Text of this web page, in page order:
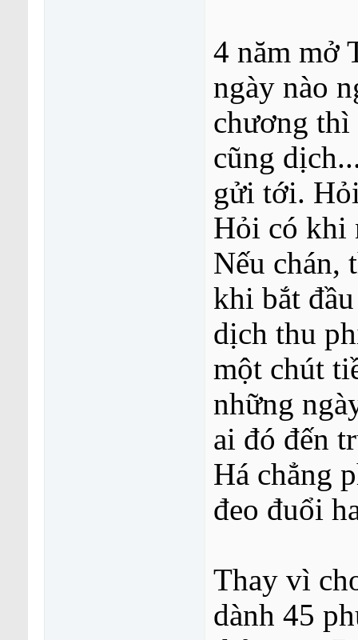
4 năm mở
ngày nào
chương
cũng
gửi tới.
Hỏi có khi
Nếu chán,
khi bắt
dịch thu
một chút
những
ai đó đến
Há chẳng
đeo đuổi
Thay vì
dành 45